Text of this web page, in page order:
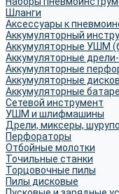
Шланги
Аксессуары к
Аккумуляторный
Аккумуляторные УШМ
Аккумуляторные
Аккумуляторные
Аккумуляторные
Аккумуляторные
Сетевой инструмент
УШМ и шлифмашины
Дрели, миксеры,
Перфораторы
Отбойные молотки
Точильные станки
Торцовочные пилы
Пилы дисковые